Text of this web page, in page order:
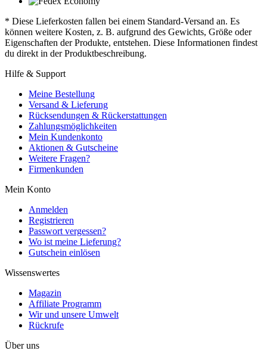
* Diese Lieferkosten fallen bei einem Standard-Versand an. Es
können weitere Kosten, z. B. aufgrund des Gewichts, Größe oder
Eigenschaften der Produkte, entstehen. Diese Informationen findest
du direkt in der Produktbeschreibung.
Hilfe & Support
Meine Bestellung
Versand & Lieferung
Rücksendungen & Rückerstattungen
Zahlungsmöglichkeiten
Mein Kundenkonto
Aktionen & Gutscheine
Weitere Fragen?
Firmenkunden
Mein Konto
Anmelden
Registrieren
Passwort vergessen?
Wo ist meine Lieferung?
Gutschein einlösen
Wissenswertes
Magazin
Affiliate Programm
Wir und unsere Umwelt
Rückrufe
Über uns